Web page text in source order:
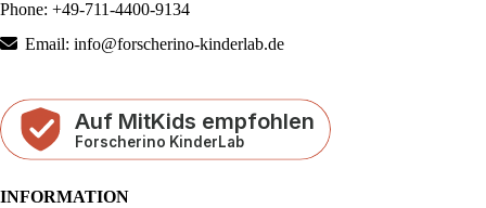
Phone: +49-711-4400-9134
Email: info@forscherino-kinderlab.de
INFORMATION